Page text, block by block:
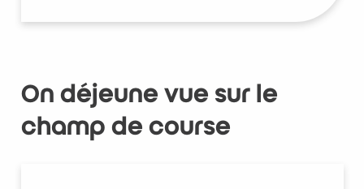
plus jeunes.»
On déjeune vue sur le
champ de course